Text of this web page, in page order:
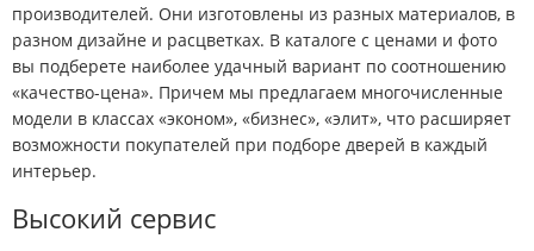
производителей. Они изготовлены из разных материалов, в
разном дизайне и расцветках. В каталоге с ценами и фото
вы подберете наиболее удачный вариант по соотношению
«качество-цена». Причем мы предлагаем многочисленные
модели в классах «эконом», «бизнес», «элит», что расширяет
возможности покупателей при подборе дверей в каждый
интерьер.
Высокий сервис